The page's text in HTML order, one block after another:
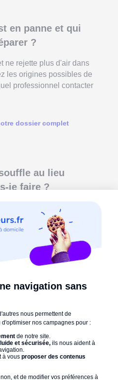
en panne et qui
?
ne rejette plus d'air dans
les origines possibles de
professionnel contacter
dossier complet
au lieu
je faire ?
rond pour votre système
souffle de l'air au lieu d'en
pour résoudre au plus vite
nos solutions
de VMC :
d'une ventilation
n'est pas une mince